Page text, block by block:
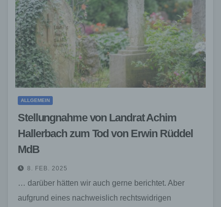
ALLGEMEIN
Stellungnahme von Landrat Achim
Hallerbach zum Tod von Erwin Rüddel
MdB
8. FEB. 2025
… darüber hätten wir auch gerne berichtet. Aber
aufgrund eines nachweislich rechtswidrigen